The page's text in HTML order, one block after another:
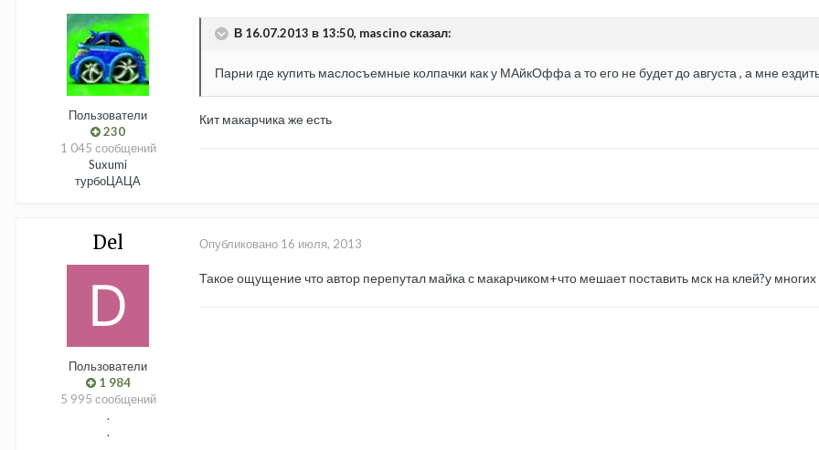
Пользователи
230
1 045 сообщений
Suxumi
турбоЦАЦА
В 16.07.2013 в 13:50, mascino сказал:
Парни где купить маслосъемные колпачки как у МАйкОффа а то его не будет до августа , а мне
Кит макарчика же есть
Del
Пользователи
1 984
5 995 сообщений
.
.
Опубликовано 16 июля, 2013
Такое ощущение что автор перепутал майка с макарчиком+что мешает поставить мск на клей?у